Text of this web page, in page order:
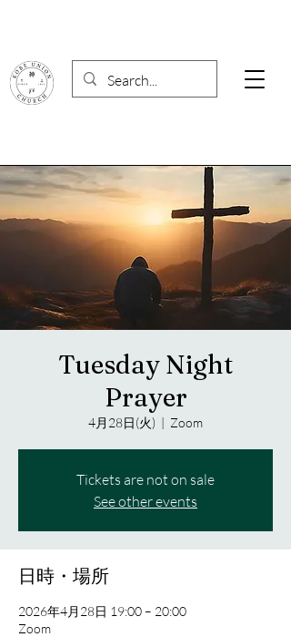
Tuesday Night
Prayer
4月28日(火)
  |
Zoom
Tickets are not on sale
See other events
日時・場所
2026年4月28日 19:00 – 20:00
Zoom